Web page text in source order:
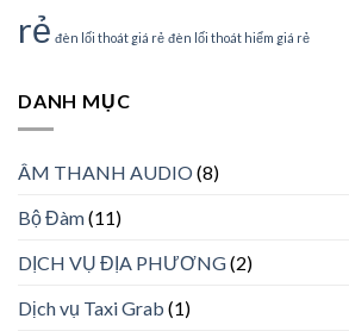
rẻ đèn lối thoát giá rẻ đèn lối thoát hiểm giá rẻ
DANH MỤC
ÂM THANH AUDIO(8)
Bộ Đàm(11)
DỊCH VỤ ĐỊA PHƯƠNG(2)
Dịch vụ Taxi Grab (1)